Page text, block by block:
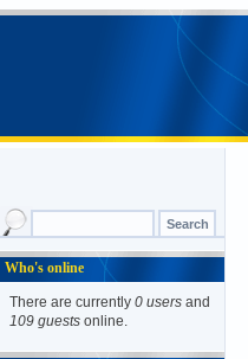
Who's online
There are currently 0 users and
109 guests online.